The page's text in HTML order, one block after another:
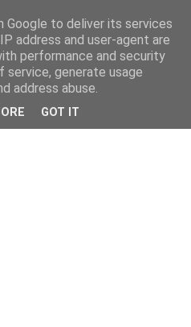
Google to deliver its services
address and user-agent are
performance and security
generate usage
address abuse.
GOT IT